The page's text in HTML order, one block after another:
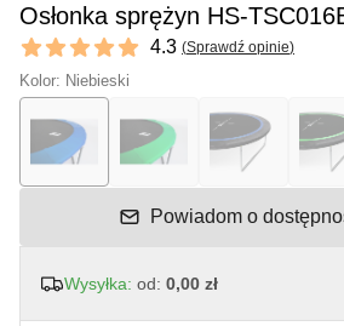
Osłonka sprężyn HS-
Reviews
4.3 out of 5 stars 4.3 (Sprawdź opinie)
Kolor: Niebieski
Powiadom o
Wysyłka: od: 0,00 zł